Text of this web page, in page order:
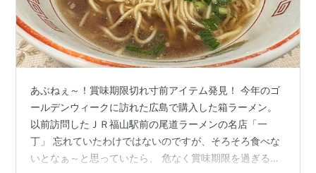
あぶねぇ～！賞味期限切れ寸前アイテム発見！ 今年のゴ
ールデンウィークに訪れた広島で購入した箱ラーメン。
以前訪問したＪＲ福山駅前の尾道ラーメンの名店「一
丁」 忘れていたわけではないのですが、そろそろ食べな
いとなぁ～と思っていたら、 危なく賞味期限を過ぎると